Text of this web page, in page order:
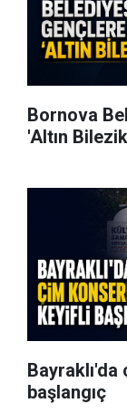
Bornova
'Altın
başlangıç